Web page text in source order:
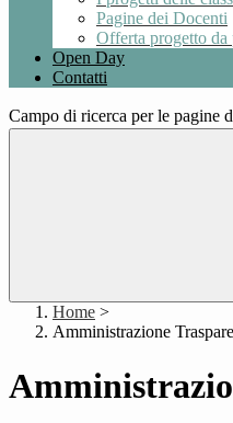
Pagine dei Docenti
Offerta progetto da
Open Day
Contatti
Campo di ricerca per le pagine
Home >
Amministrazione